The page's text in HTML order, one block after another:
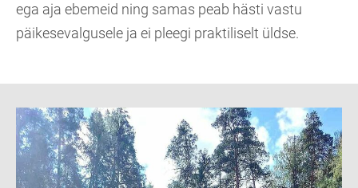
ega aja ebemeid ning samas peab hästi vastu
päikesevalgusele ja ei pleegi praktiliselt üldse.